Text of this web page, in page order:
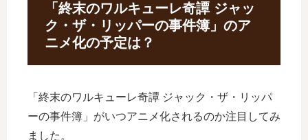
「終末のワルキューレ奇譚 ジャッ
ク・ザ・リッパーの事件簿」のア
ニメ化の予定は？
「終末のワルキューレ奇譚 ジャック・ザ・リッパ
ーの事件簿」がいつアニメ化されるのか注目してみ
ました。